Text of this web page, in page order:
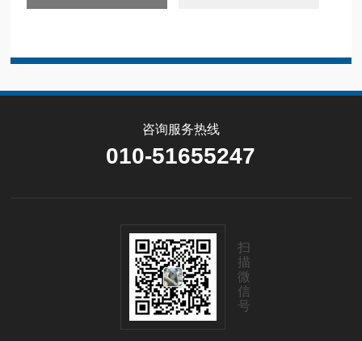
咨询服务热线
010-51655247
扫
描
微
信
号